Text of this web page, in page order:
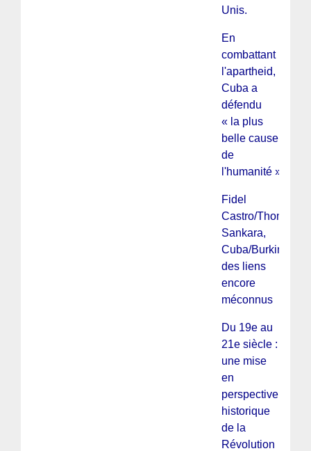
Unis.
En
combattant
l'apartheid,
Cuba a
défendu
« la plus
belle cause
de
l'humanité »
Fidel
Castro/Thomas
Sankara,
Cuba/Burkina,
des liens
encore
méconnus
Du 19e au
21e siècle :
une mise
en
perspective
historique
de la
Révolution